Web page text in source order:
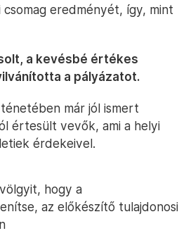
eredményét, így, mint
a kevésbé értékes
a pályázatot.
már jól ismert
értesült vevők, ami a helyi
érdekeivel.
hogy a
az előkészítő tulajdonosi